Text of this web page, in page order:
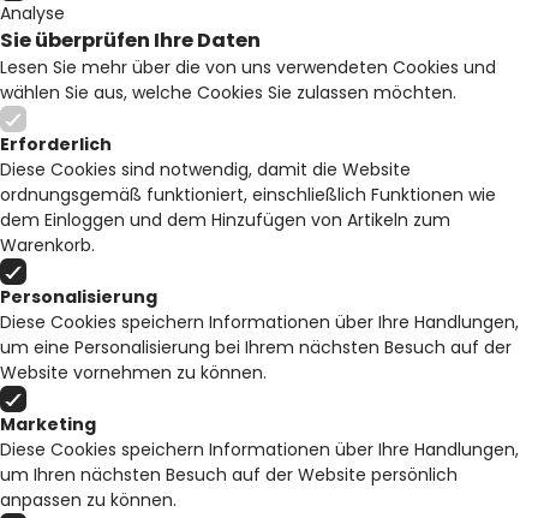
Analyse
Sie überprüfen Ihre Daten
Lesen Sie mehr über die von uns verwendeten Cookies und
wählen Sie aus, welche Cookies Sie zulassen möchten.
Erforderlich
Diese Cookies sind notwendig, damit die Website
ordnungsgemäß funktioniert, einschließlich Funktionen wie
dem Einloggen und dem Hinzufügen von Artikeln zum
Warenkorb.
Personalisierung
Diese Cookies speichern Informationen über Ihre Handlungen,
um eine Personalisierung bei Ihrem nächsten Besuch auf der
Website vornehmen zu können.
Marketing
Diese Cookies speichern Informationen über Ihre Handlungen,
um Ihren nächsten Besuch auf der Website persönlich
anpassen zu können.